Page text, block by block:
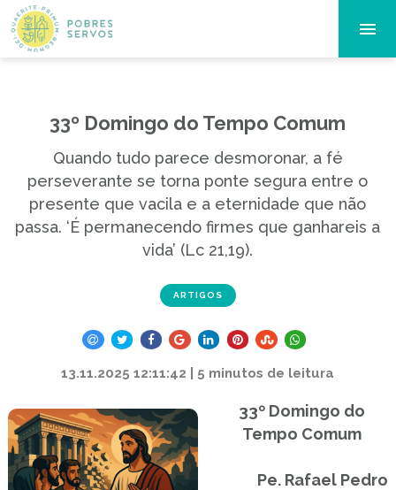
33º Domingo do Tempo Comum
Quando tudo parece desmoronar, a fé
perseverante se torna ponte segura entre o
presente que vacila e a eternidade que não
passa. ‘É permanecendo firmes que ganhareis a
vida’ (Lc 21,19).
ARTIGOS
13.11.2025 12:11:42 | 5 minutos de leitura
33º Domingo do
Tempo Comum
Pe. Rafael Pedro